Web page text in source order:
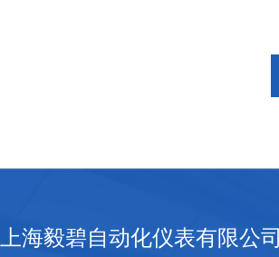
上海毅碧自动化仪表有限公司